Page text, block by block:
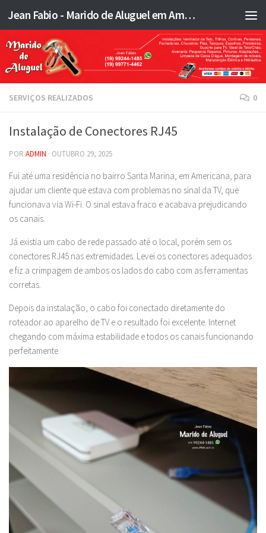
Skip to content Jean Fabio - Marido de Aluguel em Americana SP e região - JFMA
SERVIÇOS REALIZADOS 0
Instalação de Conectores RJ45
POR ADMIN · OUTUBRO 29, 2025
Fui até uma residência no bairro Santa Marina, em Americana, para
ajudar um cliente que estava com problemas no sinal da TV, que
funcionava via Wi-Fi. O sinal estava fraco e acabava prejudicando
os canais.
Já existia um cabo de rede passado até o local, porém sem os
conectores RJ45 nas extremidades. Levei os conectores adequados
e fiz a crimpagem de ambos os lados do cabo com as ferramentas
corretas.
Depois da instalação, o cabo foi conectado diretamente do
roteador ao aparelho de TV e o resultado foi excelente. Internet
chegando com máxima estabilidade e todos os canais funcionando
perfeitamente.